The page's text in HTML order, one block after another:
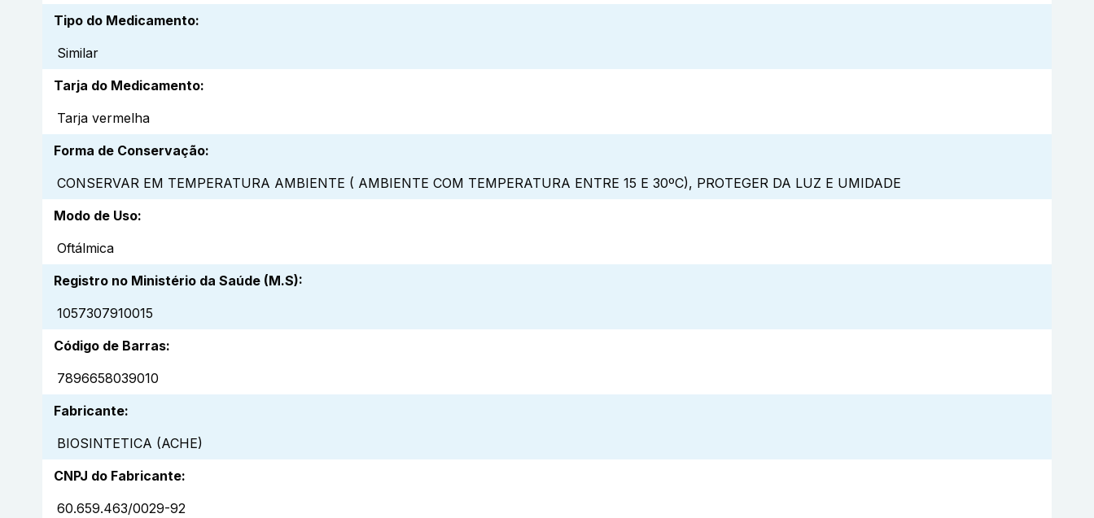
Tipo do Medicamento:
Similar
Tarja do Medicamento:
Tarja vermelha
Forma de Conservação:
CONSERVAR EM TEMPERATURA AMBIENTE ( AMBIENTE COM TEMPERATURA ENTRE 15 E 30ºC), PROTEGER DA LUZ E UMIDADE
Modo de Uso:
Oftálmica
Registro no Ministério da Saúde (M.S):
1057307910015
Código de Barras:
7896658039010
Fabricante:
BIOSINTETICA (ACHE)
CNPJ do Fabricante:
60.659.463/0029-92